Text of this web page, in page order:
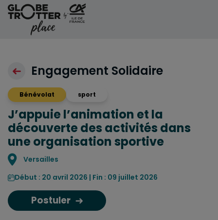
Aller au contenu
Engagement Solidaire
Bénévolat sport
J’appuie l’animation et la
découverte des activités dans
une organisation sportive
Localisation
Versailles
Début : 20 avril 2026 | Fin : 09 juillet 2026
Postuler